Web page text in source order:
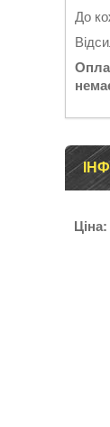
До
Ціна: